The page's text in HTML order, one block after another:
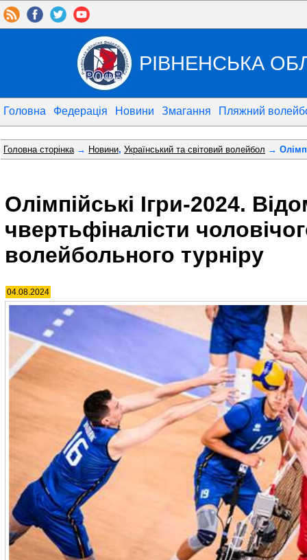
РІВНЕНСЬКА
Головна Федерація Новини Змагання Пляжний
Головна сторінка→ Новини, Український та світовий волейбол →
Олімпійські Ігри-2024.
чвертьфіналісти
волейбольного турніру
04.08.2024